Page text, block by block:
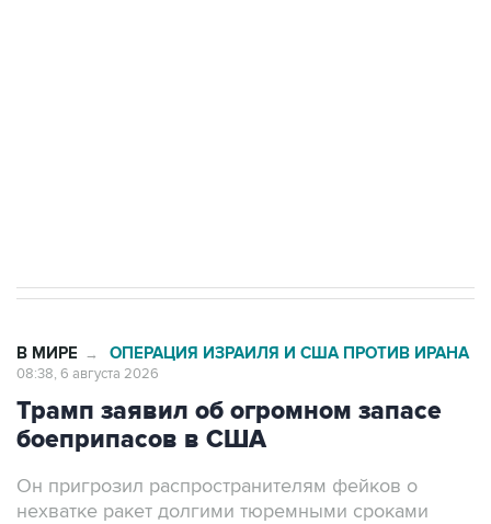
В МИРЕ → ОПЕРАЦИЯ ИЗРАИЛЯ И США ПРОТИВ ИРАНА
08:38, 6 августа 2026
Трамп заявил об огромном запасе
боеприпасов в США
Он пригрозил распространителям фейков о
нехватке ракет долгими тюремными сроками